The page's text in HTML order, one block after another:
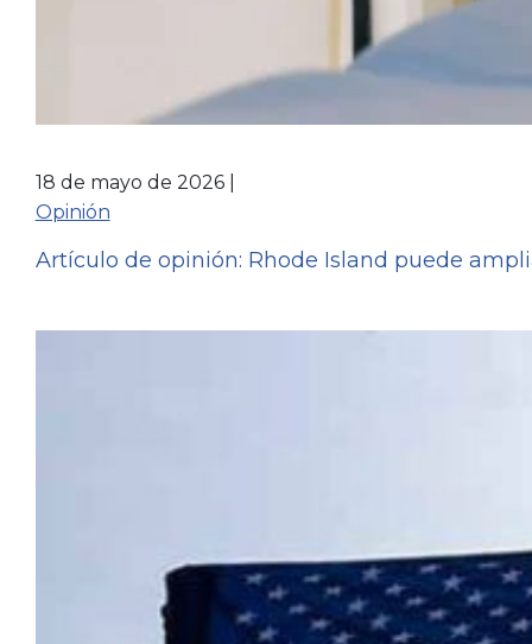
18 de mayo de 2026
Opinión
Artículo de opinión: Rhode Island puede